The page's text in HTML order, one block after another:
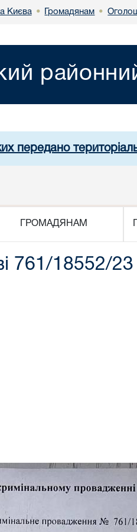
Києва • Громадянам •
передано
ГРОМАДЯНАМ
761/18552/23